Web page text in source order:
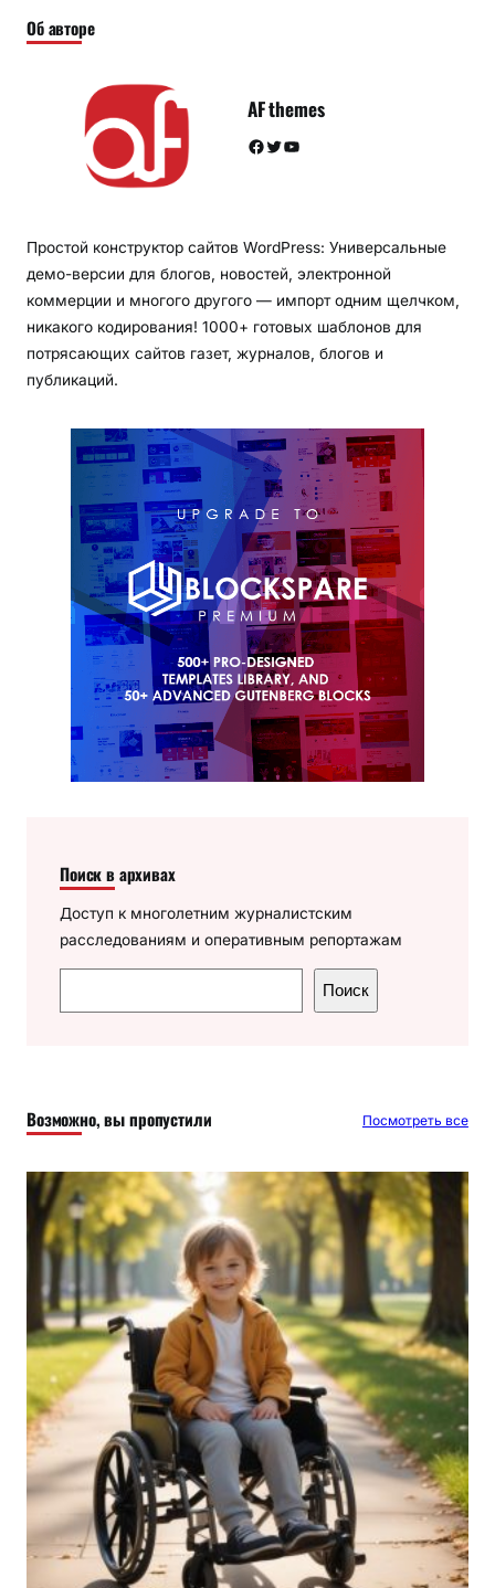
Об авторе
AF themes
Facebook Twitter YouTube
Простой конструктор сайтов WordPress: Универсальные
демо-версии для блогов, новостей, электронной
коммерции и многого другого — импорт одним щелчком,
никакого кодирования! 1000+ готовых шаблонов для
потрясающих сайтов газет, журналов, блогов и
публикаций.
Поиск в архивах
Доступ к многолетним журналистским
расследованиям и оперативным репортажам
о
Поиск
Возможно, вы пропустили Посмотреть все